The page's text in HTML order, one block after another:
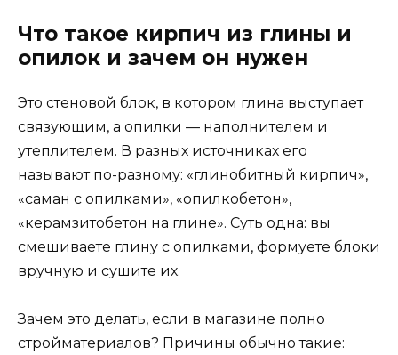
Что такое кирпич из глины и
опилок и зачем он нужен
Это стеновой блок, в котором глина выступает
связующим, а опилки — наполнителем и
утеплителем. В разных источниках его
называют по-разному: «глинобитный кирпич»,
«саман с опилками», «опилкобетон»,
«керамзитобетон на глине». Суть одна: вы
смешиваете глину с опилками, формуете блоки
вручную и сушите их.
Зачем это делать, если в магазине полно
стройматериалов? Причины обычно такие: